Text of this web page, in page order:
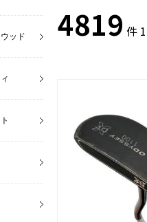
4819 件
ッド